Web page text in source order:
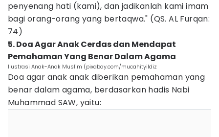
penyenang hati (kami), dan jadikanlah kami imam
bagi orang-orang yang bertaqwa." (QS. AL Furqan:
74)
5. Doa Agar Anak Cerdas dan Mendapat
Pemahaman Yang Benar Dalam Agama
Ilustrasi Anak-Anak Muslim (pixabay.com/mucahityildiz
Doa agar anak anak diberikan pemahaman yang
benar dalam agama, berdasarkan hadis Nabi
Muhammad SAW, yaitu: